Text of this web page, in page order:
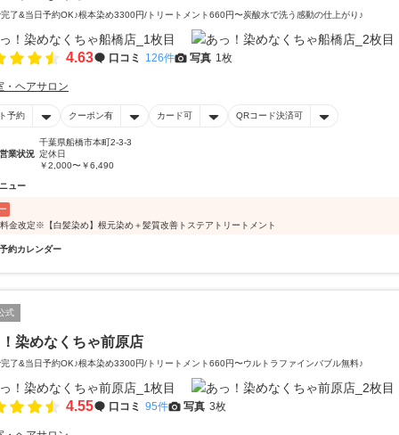
了&当日予約OK♪根本染め3300円/トリートメント660円〜炭酸水で洗う感動の仕上がり♪
4.63 口コミ 126件 写真 1枚
・ヘアサロン
予約 クーポン有 カード可 QRコード決済可
千葉県船橋市本町2-3-3
業状況 定休日
￥2,000〜￥6,490
ュー
金改定※【白髪染め】根元染め＋髪質改善トステアトリートメント
約カレンダー
式
染めなくちゃ前原店
了&当日予約OK♪根本染め3300円/トリートメント660円〜ウルトラファインバブル無料♪
4.55 口コミ 95件 写真 3枚